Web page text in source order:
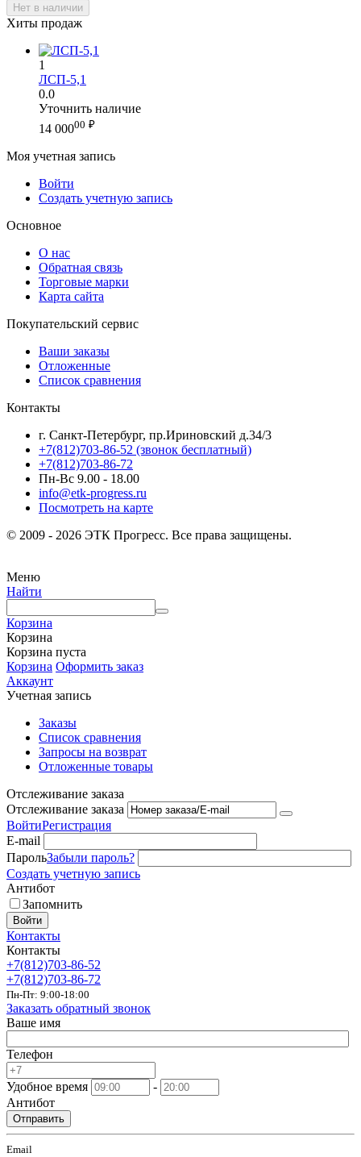
Нет в наличии
Хиты продаж
1
ЛСП-5,1
0.0
Уточнить наличие
14 00000 ₽
Моя учетная запись
Войти
Создать учетную запись
Основное
О нас
Обратная связь
Торговые марки
Карта сайта
Покупательский сервис
Ваши заказы
Отложенные
Список сравнения
Контакты
г. Санкт-Петербург, пр.Ириновский д.34/3
+7(812)703-86-52 (звонок бесплатный)
+7(812)703-86-72
Пн-Вс 9.00 - 18.00
info@etk-progress.ru
Посмотреть на карте
© 2009 - 2026 ЭТК Прогресс. Все права защищены.
Меню
Найти
Корзина
Корзина
Корзина пуста
Корзина Оформить заказ
Аккаунт
Учетная запись
Заказы
Список сравнения
Запросы на возврат
Отложенные товары
Отслеживание заказа
Отслеживание заказа
ВойтиРегистрация
E-mail
ПарольЗабыли пароль?
Создать учетную запись
Антибот
Запомнить
Войти
Контакты
Контакты
+7(812)703-86-52
+7(812)703-86-72
Пн-Пт: 9:00-18:00
Заказать обратный звонок
Ваше имя
Телефон
Удобное время
-
Антибот
Отправить
Email